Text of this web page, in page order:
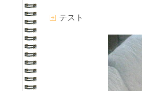
テスト